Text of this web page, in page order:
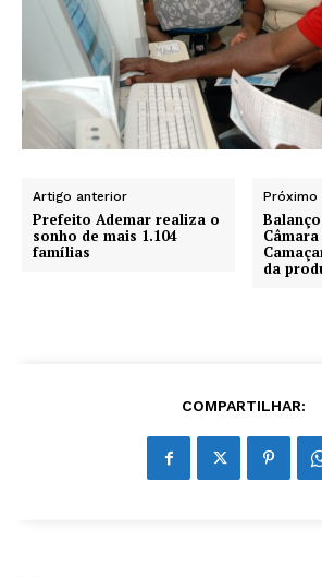
Artigo anterior
Prefeito Ademar realiza o
sonho de mais 1.104
famílias
Próximo
da
COMPARTILHAR: